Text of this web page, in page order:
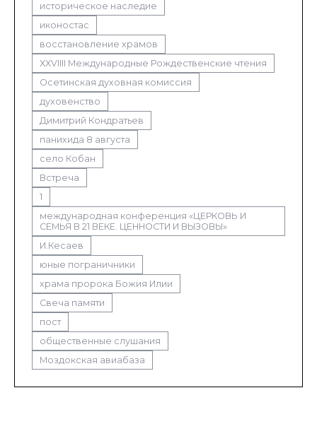
историческое наследие
иконостас
восстановление храмов
XXVIIII Международные Рождественские чтения
Осетинская духовная комиссия
духовенство
Димитрий Кондратьев
панихида 8 августа
село Кобан
Встреча
1
международная конференция «ЦЕРКОВЬ И
СЕМЬЯ В 21 ВЕКЕ. ЦЕННОСТИ И ВЫЗОВЫ»
И.Кесаев
юные пограничники
храма пророка Божия Илии
Свеча памяти
пост
общественные слушания
Моздокская авиабаза